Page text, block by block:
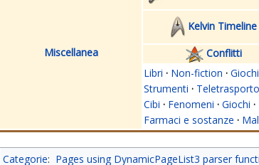
Miscellanea
Kelvin Timeline
Conflitti
Libri · Non-fiction ·
Strumenti · Teletrasporto
Cibi · Fenomeni · Giochi ·
Farmaci e sostanze ·
Categorie: Pages using DynamicPageList3 parser